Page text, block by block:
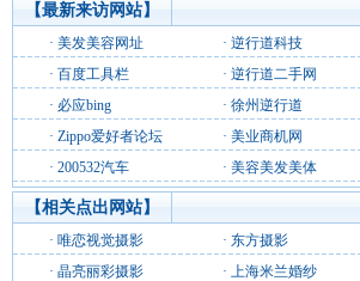
【最新来访网站】
· 美发美容网址 · 逆行道科技
· 百度工具栏 · 逆行道二手网
· 必应bing · 徐州逆行道
· Zippo爱好者论坛 · 美业商机网
· 200532汽车 · 美容美发美体
【相关点出网站】
· 唯恋视觉摄影 · 东方摄影
· 晶亮丽彩摄影 · 上海米兰婚纱